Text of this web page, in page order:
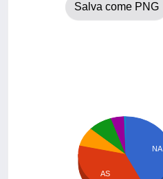
Salva come PNG
NA
AS